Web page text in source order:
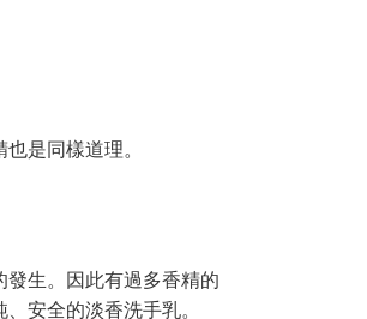
是同樣道理。
發生。因此有過多香精的
安全的淡香洗手乳。